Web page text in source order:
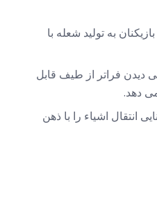
به تولید شعله با
دیدن فراتر از طیف قابل
دهد.
انتقال اشیاء را با ذهن